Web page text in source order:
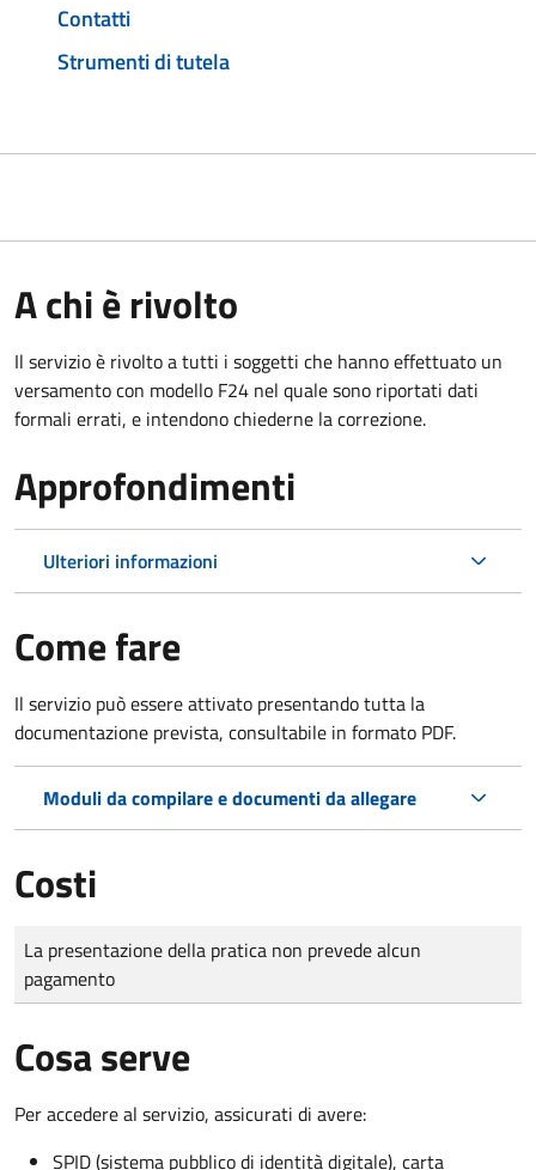
Contatti
Strumenti di tutela
A chi è rivolto
Il servizio è rivolto a tutti i soggetti che hanno effettuato un
versamento con modello F24 nel quale sono riportati dati
formali errati, e intendono chiederne la correzione.
Approfondimenti
Ulteriori informazioni
Come fare
Il servizio può essere attivato presentando tutta la
documentazione prevista, consultabile in formato PDF.
Moduli da compilare e documenti da allegare
Costi
Tipo di pagamento
Importo
La presentazione della pratica non prevede alcun
pagamento
Cosa serve
Per accedere al servizio, assicurati di avere:
SPID (sistema pubblico di identità digitale), carta